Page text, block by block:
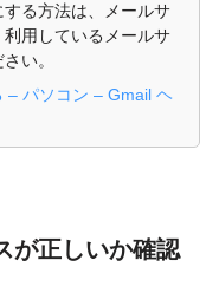
る方法は、メールサ
用しているメールサ
い。
– パソコン – Gmail ヘ
が正しいか確認